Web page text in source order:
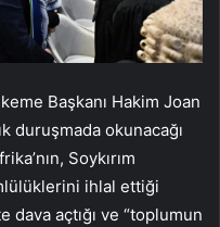
Başkanı Hakim Joan
duruşmada okunacağı
Soykırım
ihlal ettiği
dava açtığı ve “toplumun